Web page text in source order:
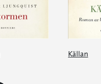
Källan